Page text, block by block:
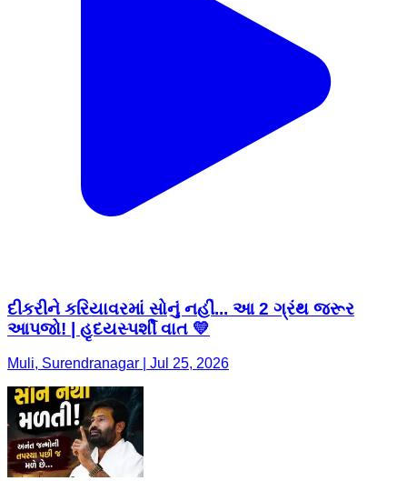
દીકરીને કરિયાવરમાં સોનું નહીં... આ 2 ગ્રંથ જરૂર
આપજો! | હૃદયસ્પર્શી વાત 💛
Muli, Surendranagar | Jul 25, 2026